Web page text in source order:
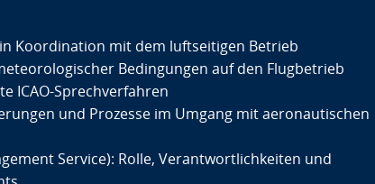
Koordination mit dem luftseitigen Betrieb
Bedingungen auf den Flugbetrieb
ICAO-Sprechverfahren
und Prozesse im Umgang mit aeronautischen
Service): Rolle, Verantwortlichkeiten und